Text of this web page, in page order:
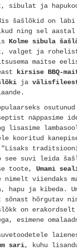
sibulat ja
šašlõkid on
ning sel aastal
Kolme sibula
valget ja
maitse
kirsise BBQ-
ja
osutunud
näppasime
lisasime
kooritud
"Lisaks
see suvi leida
toote, Umami
nimelt viiendaks
hapu ja kibeda.
sõnast hõrgutav
on
esimene
sari, kuhu